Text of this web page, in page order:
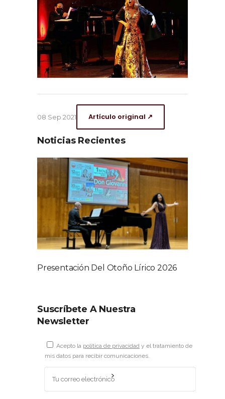
08 Sep 2021 Artículo original ↗
Noticias Recientes
Presentación Del Otoño Lírico 2026
Suscríbete A Nuestra
Newsletter
Acepto la política de privacidad y el tratamiento de
mis datos para recibir comunicaciones.